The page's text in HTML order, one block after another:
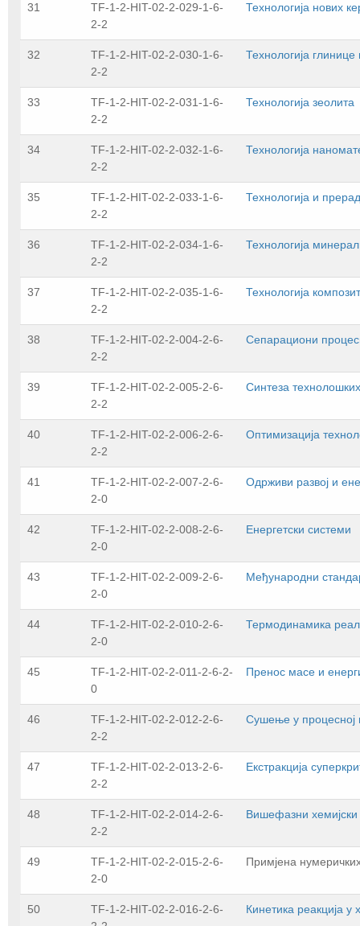
31
TF-1-2-HIT-02-2-029-1-6-
2-2
Технологија нових
32
TF-1-2-HIT-02-2-030-1-6-
2-2
Технологија
33
TF-1-2-HIT-02-2-031-1-6-
2-2
Технологија зеолита
34
TF-1-2-HIT-02-2-032-1-6-
2-2
Технологија
35
TF-1-2-HIT-02-2-033-1-6-
2-2
Технологија и
36
TF-1-2-HIT-02-2-034-1-6-
2-2
Технологија
37
TF-1-2-HIT-02-2-035-1-6-
2-2
Технологија
38
TF-1-2-HIT-02-2-004-2-6-
2-2
Сепарациони
39
TF-1-2-HIT-02-2-005-2-6-
2-2
Синтеза
40
TF-1-2-HIT-02-2-006-2-6-
2-2
Оптимизација
41
TF-1-2-HIT-02-2-007-2-6-
2-0
Одрживи развој и
42
TF-1-2-HIT-02-2-008-2-6-
2-0
Енергетски системи
43
TF-1-2-HIT-02-2-009-2-6-
2-0
Међународни
44
TF-1-2-HIT-02-2-010-2-6-
2-0
Термодинамика
45
TF-1-2-HIT-02-2-011-2-6-2-
0
Пренос масе и
46
TF-1-2-HIT-02-2-012-2-6-
2-2
Сушење у процесној
47
TF-1-2-HIT-02-2-013-2-6-
2-2
Екстракција
48
TF-1-2-HIT-02-2-014-2-6-
2-2
Вишефазни хемијски
49
TF-1-2-HIT-02-2-015-2-6-
2-0
Примјена
50
TF-1-2-HIT-02-2-016-2-6-
Кинетика реакција